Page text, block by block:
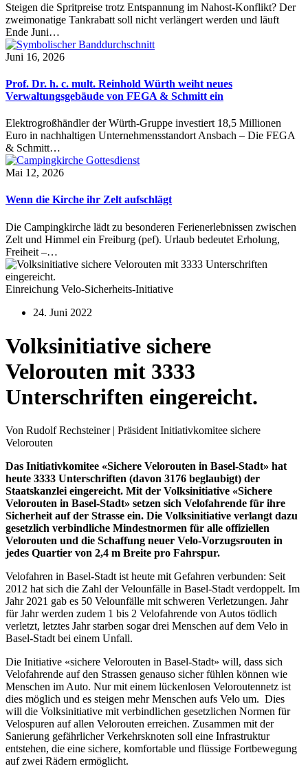
Steigen die Spritpreise trotz Entspannung im Nahost-Konflikt? Der
zweimonatige Tankrabatt soll nicht verlängert werden und läuft
Ende Juni…
Juni 16, 2026
Prof. Dr. h. c. mult. Reinhold Würth weiht neues
Verwaltungsgebäude von FEGA & Schmitt ein
Elektrogroßhändler der Würth-Gruppe investiert 18,5 Millionen
Euro in nachhaltigen Unternehmensstandort Ansbach – Die FEGA
& Schmitt…
Mai 12, 2026
Wenn die Kirche ihr Zelt aufschlägt
Die Campingkirche lädt zu besonderen Ferienerlebnissen zwischen
Zelt und Himmel ein Freiburg (pef). Urlaub bedeutet Erholung,
Freiheit –…
Einreichung Velo-Sicherheits-Initiative
24. Juni 2022
Volksinitiative sichere
Velorouten mit 3333
Unterschriften eingereicht.
Von Rudolf Rechsteiner | Präsident Initiativkomitee sichere
Velorouten
Das Initiativkomitee «Sichere Velorouten in Basel-Stadt» hat
heute 3333 Unterschriften (davon 3176 beglaubigt) der
Staatskanzlei eingereicht. Mit der Volksinitiative «Sichere
Velorouten in Basel-Stadt» setzen sich Velofahrende für ihre
Sicherheit auf der Strasse ein. Die Volksinitiative verlangt dazu
gesetzlich verbindliche Mindestnormen für alle offiziellen
Velorouten und die Schaffung neuer Velo-Vorzugsrouten in
jedes Quartier von 2,4 m Breite pro Fahrspur.
Velofahren in Basel-Stadt ist heute mit Gefahren verbunden: Seit
2012 hat sich die Zahl der Velounfälle in Basel-Stadt verdoppelt. Im
Jahr 2021 gab es 50 Velounfälle mit schweren Verletzungen. Jahr
für Jahr werden zudem 1 bis 2 Velofahrende von Autos tödlich
verletzt, letztes Jahr starben sogar drei Menschen auf dem Velo in
Basel-Stadt bei einem Unfall.
Die Initiative «sichere Velorouten in Basel-Stadt» will, dass sich
Velofahrende auf den Strassen genauso sicher fühlen können wie
Menschen im Auto. Nur mit einem lückenlosen Veloroutennetz ist
dies möglich und es steigen mehr Menschen aufs Velo um. Dies
will die Volksinitiative mit verbindlichen gesetzlichen Normen für
Velospuren auf allen Velorouten erreichen. Zusammen mit der
Sanierung gefährlicher Verkehrsknoten soll eine Infrastruktur
entstehen, die eine sichere, komfortable und flüssige Fortbewegung
auf zwei Rädern ermöglicht.